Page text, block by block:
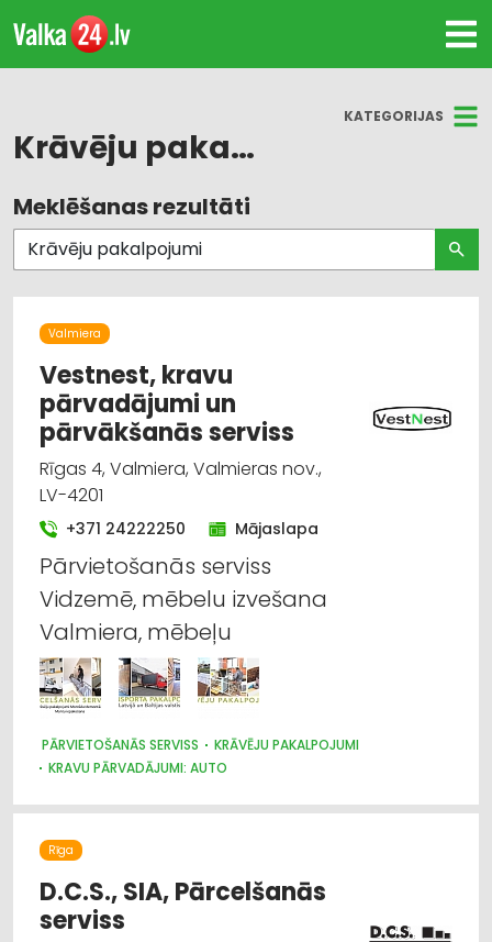
KATEGORIJAS
Krāvēju pakalpojumi
Visas nozares
Kravu pārvadājumi: auto
Pārvietošanās serviss
Iepakojums, iesaiņošana
Atkritumu izvešana, konteineru noma
Atkritumu uzglabāšana, sadzīves tehnikas
Autotransports
Loģistika
Noliktavu pakalpojumi
Kravu pārvadājumi: aviotransporta
Meklēšanas rezultāti
Valmiera
Vestnest, kravu
pārvadājumi un
pārvākšanās serviss
Rīgas 4, Valmiera, Valmieras nov.,
LV-4201
+371 24222250 Mājaslapa
Pārvietošanās serviss
Vidzemē, mēbelu izvešana
Valmiera, mēbeļu
PĀRVIETOŠANĀS SERVISS
KRĀVĒJU PAKALPOJUMI
KRAVU PĀRVADĀJUMI: AUTO
Rīga
D.C.S., SIA, Pārcelšanās
serviss